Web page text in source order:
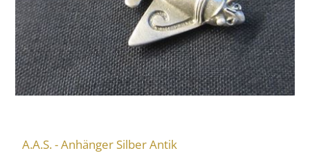
A.A.S. - Anhänger Silber Antik